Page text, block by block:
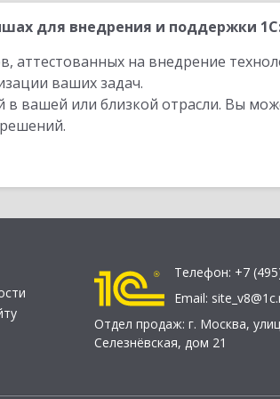
для внедрения и поддержки
аттестованных на внедрение
ваших задач.
вашей или близкой отрасли. Вы
Телефон: +7
Email:
Отдел продаж: г. Москва,
Селезнёвская, дом 21